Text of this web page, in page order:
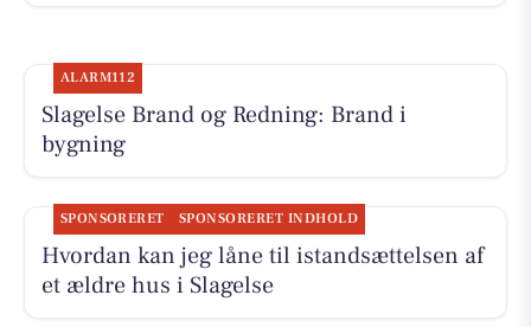
ALARM112
Slagelse Brand og Redning: Brand i
bygning
SPONSORERET SPONSORERET INDHOLD
Hvordan kan jeg låne til istandsættelsen af
et ældre hus i Slagelse